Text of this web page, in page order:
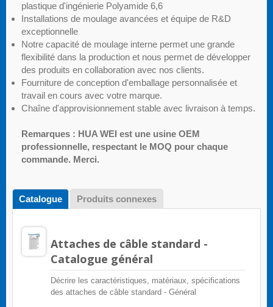
plastique d'ingénierie Polyamide 6,6
Installations de moulage avancées et équipe de R&D
exceptionnelle
Notre capacité de moulage interne permet une grande
flexibilité dans la production et nous permet de développer
des produits en collaboration avec nos clients.
Fourniture de conception d'emballage personnalisée et
travail en cours avec votre marque.
Chaîne d'approvisionnement stable avec livraison à temps.
Remarques : HUA WEI est une usine OEM
professionnelle, respectant le MOQ pour chaque
commande. Merci.
Catalogue Produits connexes
Attaches de câble standard -
Catalogue général
Décrire les caractéristiques, matériaux, spécifications
des attaches de câble standard - Général